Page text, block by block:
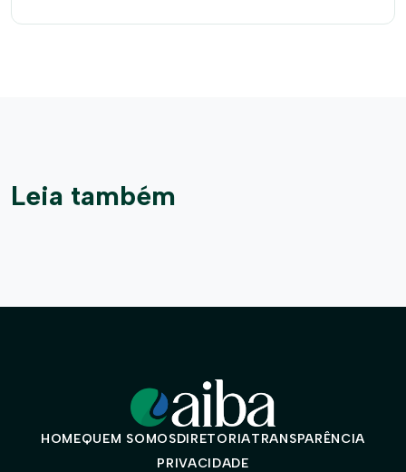
Leia também
HOMEQUEM SOMOSDIRETORIATRANSPARÊNCIA
PRIVACIDADE